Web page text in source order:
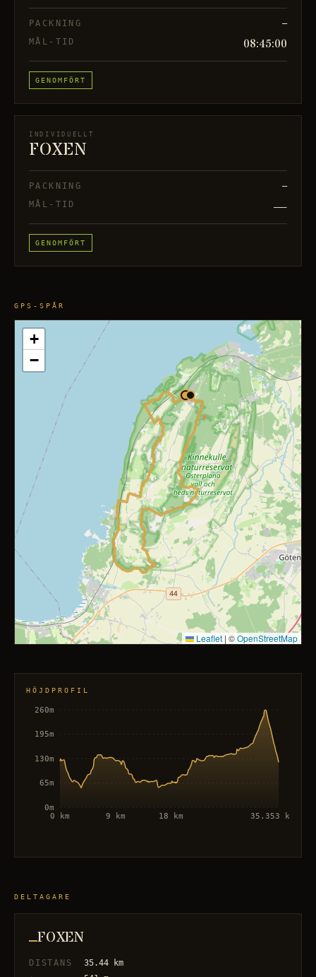
PACKNING
—
MÅL-TID
08:45:00
GENOMFÖRT
INDIVIDUELLT
FOXEN
PACKNING
—
MÅL-TID
—
GENOMFÖRT
GPS-SPÅR
+
−
Leaflet | ©OpenStreetMap
HÖJDPROFIL
0 km 9 km 18 km 35.353 km
0m
65m
130m
195m
260m
DELTAGARE
FOXEN
DISTANS 35.44km